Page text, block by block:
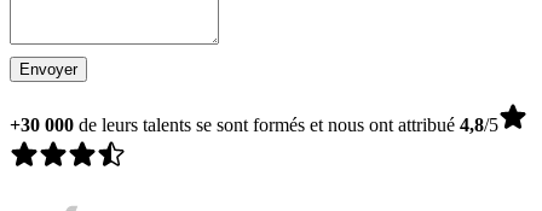
Envoyer
+30 000 de leurs talents se sont formés et nous ont attribué 4,8/5